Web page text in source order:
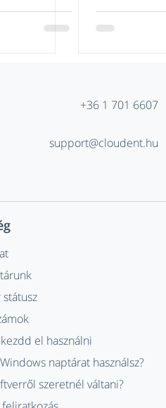
+36 1 701 6607
support@cloudent.hu
státusz
el használni
naptárat használsz?
szeretnél váltani?